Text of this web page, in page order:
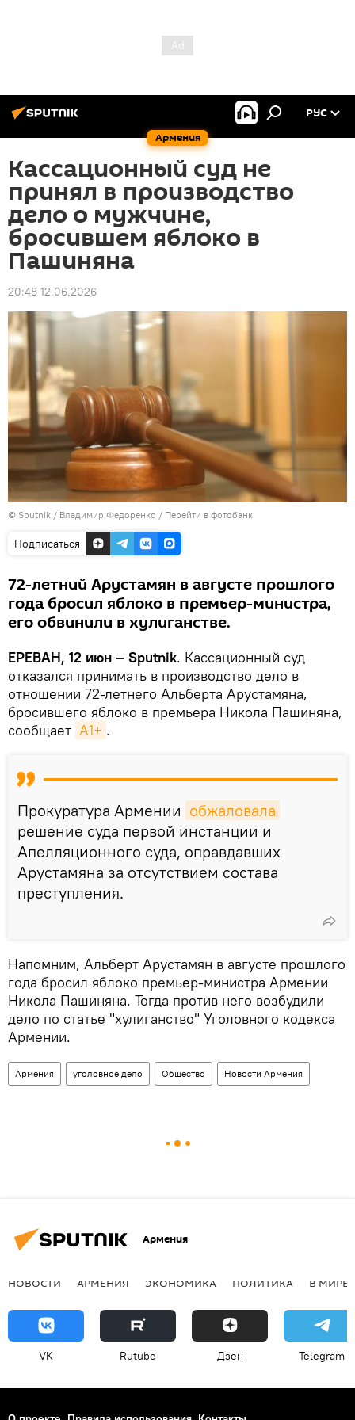
Армения
РУС
Кассационный суд не
принял в производство
дело о мужчине,
бросившем яблоко в
Пашиняна
20:48 12.06.2026
© Sputnik / Владимир Федоренко / Перейти в фотобанк
Подписаться
72-летний Арустамян в августе прошлого
года бросил яблоко в премьер-министра,
его обвинили в хулиганстве.
ЕРЕВАН, 12 июн – Sputnik. Кассационный суд
отказался принимать в производство дело в
отношении 72-летнего Альберта Арустамяна,
бросившего яблоко в премьера Никола Пашиняна,
сообщает A1+ .
Прокуратура Армении обжаловала
решение суда первой инстанции и
Апелляционного суда, оправдавших
Арустамяна за отсутствием состава
преступления.
Напомним, Альберт Арустамян в августе прошлого
года бросил яблоко премьер-министра Армении
Никола Пашиняна. Тогда против него возбудили
дело по статье "хулиганство" Уголовного кодекса
Армении.
Армения уголовное дело Общество Новости Армения
Армения
НОВОСТИ АРМЕНИЯ ЭКОНОМИКА ПОЛИТИКА В МИРЕ
VK Rutube Дзен Telegram